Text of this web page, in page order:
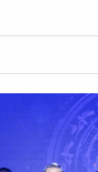
Podcast
Ảnh